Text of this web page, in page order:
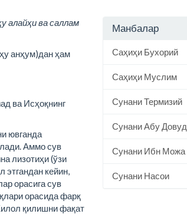
алайҳи ва саллам
анҳум)дан ҳам
ва Исҳоқнинг
ювганда
Аммо сув
лизотиҳи (ўзи
кейин,
орасига сув
орасида фарқ
қилишни фақат
Манбалар
Саҳиҳи Бухорий
Саҳиҳи Муслим
Сунани Термизий
Сунани Абу Довуд
Сунани Ибн Можа
Сунани Насои